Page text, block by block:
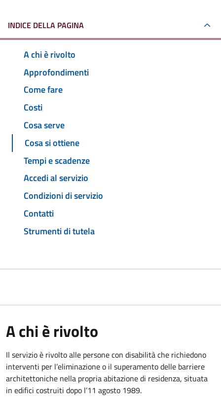
INDICE DELLA PAGINA
A chi è rivolto
Approfondimenti
Come fare
Costi
Cosa serve
Cosa si ottiene
Tempi e scadenze
Accedi al servizio
Condizioni di servizio
Contatti
Strumenti di tutela
A chi è rivolto
Il servizio è rivolto alle persone con disabilità che richiedono
interventi per l’eliminazione o il superamento delle barriere
architettoniche nella propria abitazione di residenza, situata
in edifici costruiti dopo l’11 agosto 1989.